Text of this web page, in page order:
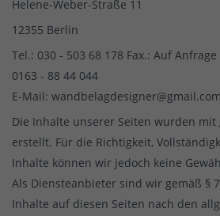
Helene-Weber-Straße 11
12355 Berlin
Tel.: 030 - 503 68 178 Fax.: Auf
0163 - 88 44 044
E-Mail: wandbelagdesigner@gmail.com
Die Inhalte unserer Seiten wurden
erstellt. Für die Richtigkeit,
Inhalte können wir jedoch keine
Als Diensteanbieter sind wir gemäß §
Inhalte auf diesen Seiten nach den